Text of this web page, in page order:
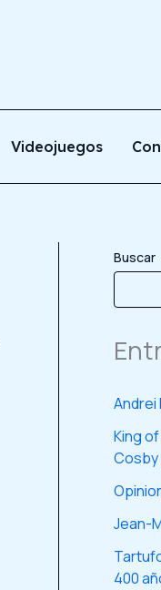
Videojuegos
Buscar
Andrei
King
Cosby
Jean-
400